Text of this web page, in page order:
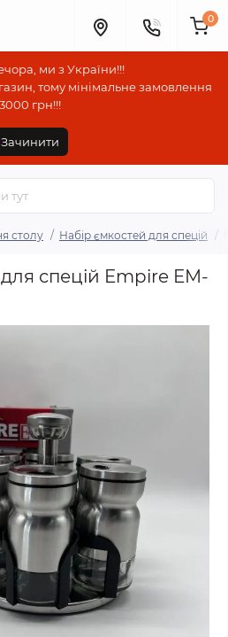
ми з України!!!
тому мінімальне замовлення
3000 грн!!!
Зачинити
0
столу Набір ємкостей для спецій
спецій Empire EM-